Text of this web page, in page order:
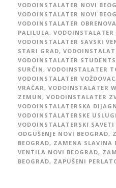
VODOINSTALATER NOVI
VODOINSTALATER NOVI
VODOINSTALATER
PALILULA , VODOINSTALATER
VODOINSTALATER SAVSKI
STARI GRAD,
VODOINSTALATER
SURČIN , VODOINSTALATER
VODOINSTALATER VOŽDOVAC
VRAČAR , VODOINSTALATER
ZEMUN , VODOINSTALATER
VODOINSTALATERSKA
VODOINSTALATERSKE
VODOINSTALATERSKI
ODGUŠENJE NOVI BEOGRAD,
BEOGRAD, ZAMENA SLAVINA
VENTILA NOVI BEOGRAD,
BEOGRAD, ZAPUŠENI